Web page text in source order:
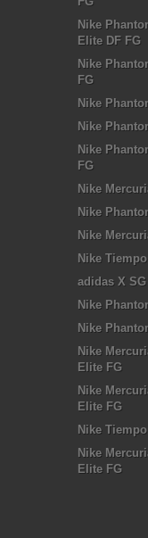
Nike
Elite DF FG
Nike
FG
Nike
Nike
Nike
FG
Nike
Nike
Nike
Nike
adidas X SG
Nike
Nike
Nike
Elite FG
Nike
Elite FG
Nike
Nike
Elite FG